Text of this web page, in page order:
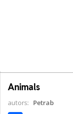
Animals
autors: Petrab